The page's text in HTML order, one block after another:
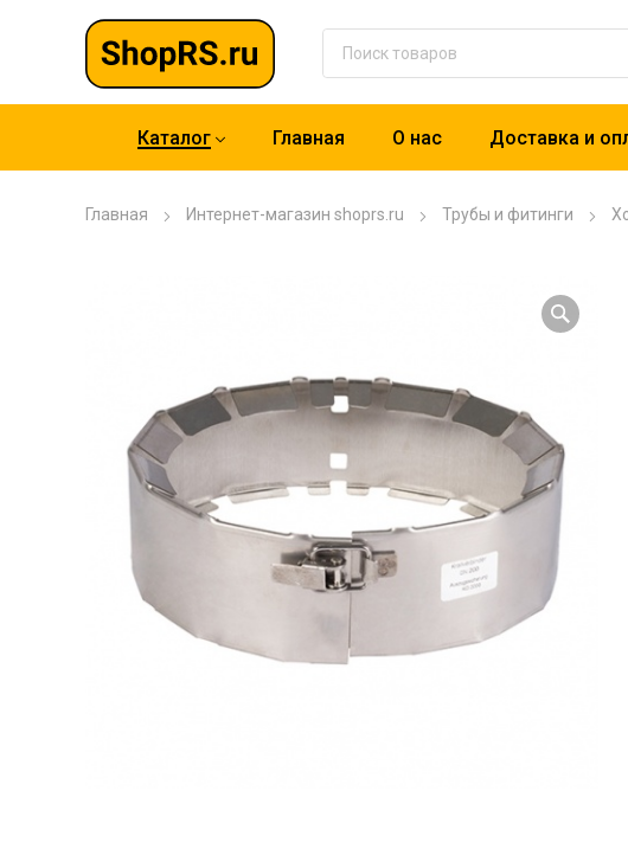
Каталог Главная О нас Доставка и
Главная Интернет-магазин shoprs.ru Трубы и фитинги